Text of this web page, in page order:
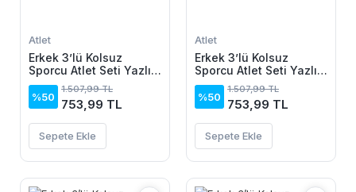
Atlet
Erkek 3’lü Kolsuz
Sporcu Atlet Seti Yazlık
Bisiklet Yaka - Siyah,
Lacivert, Beyaz
%50
1.507,99 TL
753,99 TL
Sepete Ekle
Atlet
Erkek 3’lü Kolsuz
Sporcu Atlet Seti Yazlık
Bisiklet Yaka - Siyah,
Bordo, Turkuaz
%50
1.507,99 TL
753,99 TL
Sepete Ekle